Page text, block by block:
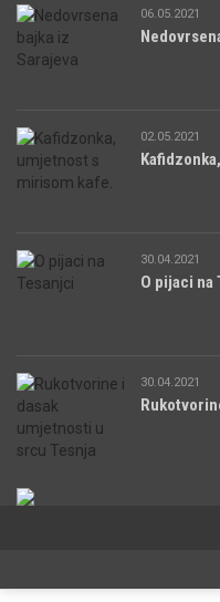
06.05.2021
02.05.2021
30.04.2021
O pijaci na
30.04.2021